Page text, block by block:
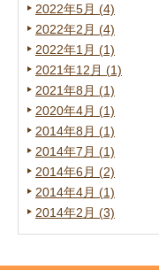
2022年5月 (4)
2022年2月 (4)
2022年1月 (1)
2021年12月 (1)
2021年8月 (1)
2020年4月 (1)
2014年8月 (1)
2014年7月 (1)
2014年6月 (2)
2014年4月 (1)
2014年2月 (3)